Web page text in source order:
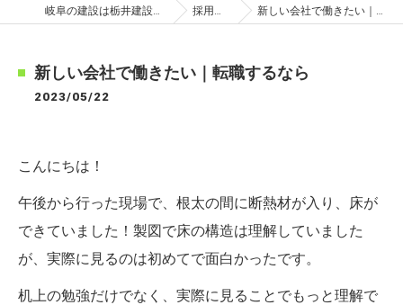
岐阜の建設は栃井建設工業株式会社 採用ブログ 新しい会社で働きたい｜転職するなら
新しい会社で働きたい｜転職するなら
2023/05/22
こんにちは！
午後から行った現場で、根太の間に断熱材が入り、床が
できていました！製図で床の構造は理解していました
が、実際に見るのは初めてで面白かったです。
机上の勉強だけでなく、実際に見ることでもっと理解で